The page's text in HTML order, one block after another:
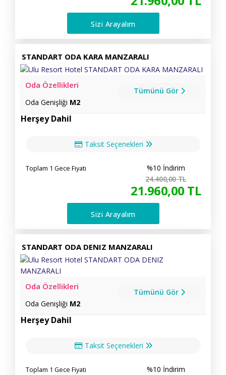
Sizi Arayalım
STANDART ODA KARA MANZARALI
Oda Özellikleri
Oda Genişliği M2
Tümünü Gör
Herşey Dahil
Taksit Seçenekleri
Toplam 1 Gece Fiyatı
%10 İndirim
24.400,00TL
21.960,00 TL
Sizi Arayalım
STANDART ODA DENIZ MANZARALI
Oda Özellikleri
Oda Genişliği M2
Tümünü Gör
Herşey Dahil
Taksit Seçenekleri
Toplam 1 Gece Fiyatı
%10 İndirim